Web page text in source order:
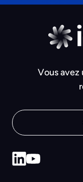
Vous avez